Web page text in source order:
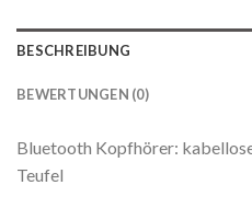
BESCHREIBUNG
BEWERTUNGEN (0)
Bluetooth Kopfhörer:
Teufel